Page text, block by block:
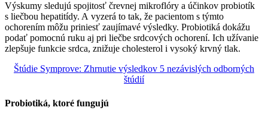
Výskumy sledujú spojitosť črevnej mikroflóry a účinkov probiotík
s liečbou hepatitídy. A vyzerá to tak, že pacientom s týmto
ochorením môžu priniesť zaujímavé výsledky. Probiotiká dokážu
podať pomocnú ruku aj pri liečbe srdcových ochorení. Ich užívanie
zlepšuje funkcie srdca, znižuje cholesterol i vysoký krvný tlak.
Štúdie Symprove: Zhrnutie výsledkov 5 nezávislých odborných
štúdií
Probiotiká, ktoré fungujú